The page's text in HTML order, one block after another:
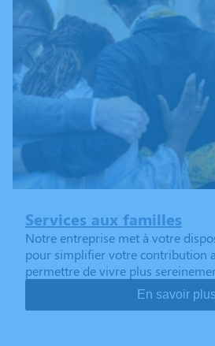
Services aux familles
Notre entreprise met à votre
pour simplifier votre contribution
permettre de vivre plus
En savoir plus